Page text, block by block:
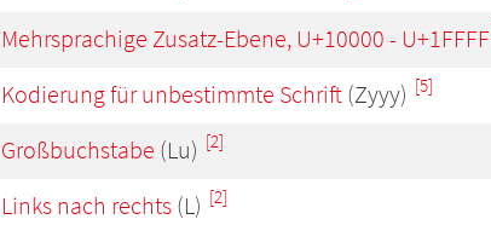
Mehrsprachige Zusatz-Ebene, U+10000 - U+1FFFF
Kodierung für unbestimmte Schrift (Zyyy) [5]
Großbuchstabe (Lu) [2]
Links nach rechts (L) [2]